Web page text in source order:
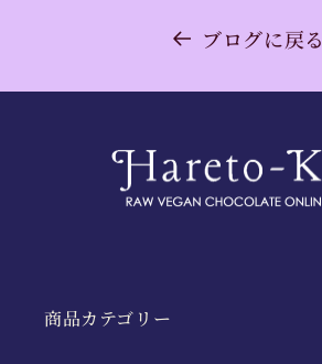
ブログに戻る
商品カテゴリー